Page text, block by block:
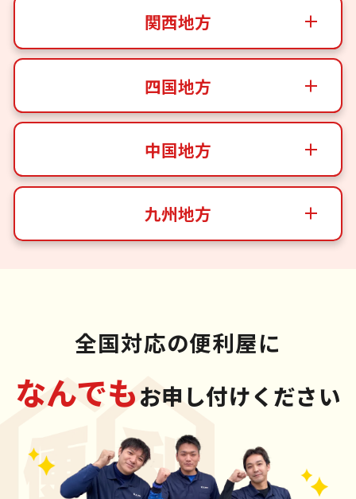
関西地方
四国地方
中国地方
九州地方
全国対応の便利屋に
なんでもお申し付けください